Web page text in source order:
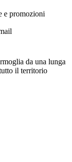
e promozioni
da una lunga
il territorio